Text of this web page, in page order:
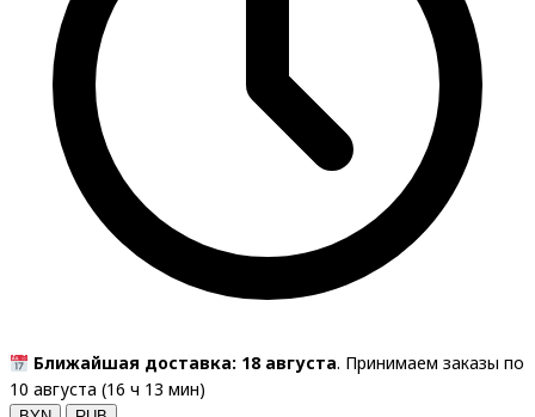
Ближайшая доставка: 18 августа. Принимаем заказы по
10 августа (16 ч 13 мин)